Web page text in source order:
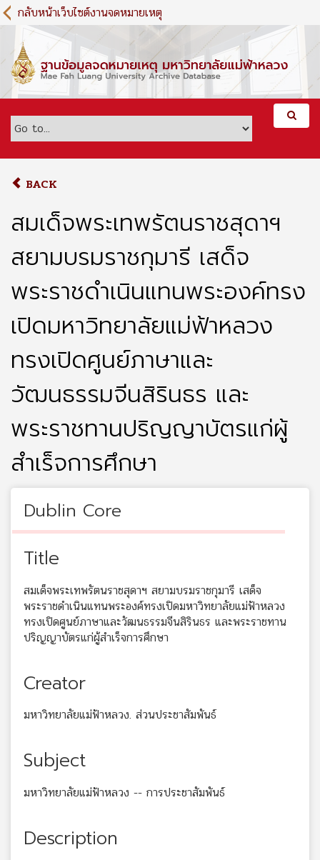
S
k
m
c
กลับหน้าเว็บไซต์งานจดหมายเหตุ
BACK
สมเด็จพระเทพรัตนราชสุดาฯ
สยามบรมราชกุมารี เสด็จ
พระราชดำเนินแทนพระองค์ทรง
เปิดมหาวิทยาลัยแม่ฟ้าหลวง
ทรงเปิดศูนย์ภาษาและ
วัฒนธรรมจีนสิรินธร และ
พระราชทานปริญญาบัตรแก่ผู้
สำเร็จการศึกษา
Dublin Core
Title
สมเด็จพระเทพรัตนราชสุดาฯ สยามบรมราชกุมารี เสด็จ
พระราชดำเนินแทนพระองค์ทรงเปิดมหาวิทยาลัยแม่ฟ้าหลวง
ทรงเปิดศูนย์ภาษาและวัฒนธรรมจีนสิรินธร และพระราชทาน
ปริญญาบัตรแก่ผู้สำเร็จการศึกษา
Creator
มหาวิทยาลัยแม่ฟ้าหลวง. ส่วนประชาสัมพันธ์
Subject
มหาวิทยาลัยแม่ฟ้าหลวง -- การประชาสัมพันธ์
Description